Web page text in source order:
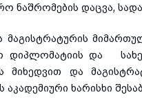
ნაშრომების დაცვა,
მაგისტრატურის
დიპლომატიის და
მიხედვით და
აკადემიური ხარისხი